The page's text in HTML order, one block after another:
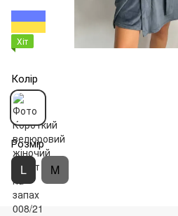
Хіт
Колір
Розмір
L M